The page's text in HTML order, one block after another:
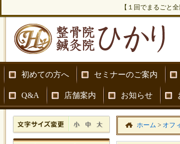
【１回でまるごと
初めての方へ セミナーのご案内
Q&A 店舗案内 お知らせ
ホーム > オフ